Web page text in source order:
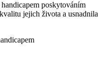
poskytováním
jejich života a usnadnila